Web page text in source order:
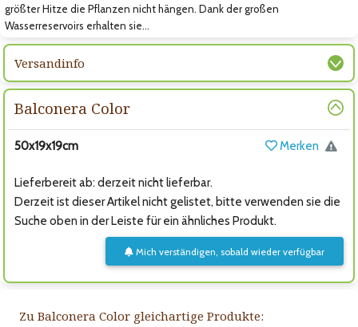
größter Hitze die Pflanzen nicht hängen. Dank der großen
Wasserreservoirs erhalten sie…
Versandinfo
Balconera Color
50x19x19cm Merken
Lieferbereit ab: derzeit nicht lieferbar.
Derzeit ist dieser Artikel nicht gelistet, bitte verwenden sie die
Suche oben in der Leiste für ein ähnliches Produkt.
Mich verständigen, sobald wieder verfügbar
Zu Balconera Color gleichartige Produkte: